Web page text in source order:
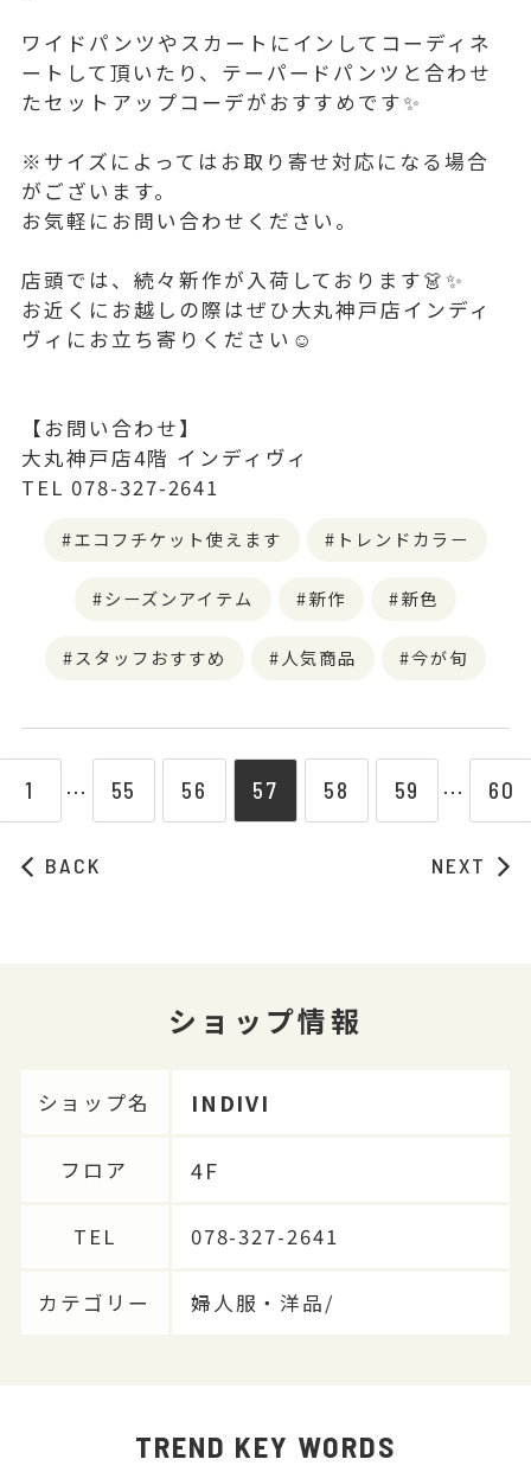
ワイドパンツやスカートにインしてコーディネ
ートして頂いたり、テーパードパンツと合わせ
たセットアップコーデがおすすめです✨
※サイズによってはお取り寄せ対応になる場合
がございます。
お気軽にお問い合わせください。
店頭では、続々新作が入荷しております👗✨
お近くにお越しの際はぜひ大丸神戸店インディ
ヴィにお立ち寄りください☺️
【お問い合わせ】
大丸神戸店4階 インディヴィ
TEL 078-327-2641
エコフチケット使えます トレンドカラー
シーズンアイテム 新作 新色
スタッフおすすめ 人気商品 今が旬
BACK
1 ⋯ 55 56 57 58 59 ⋯ 60
NEXT
ショップ情報
ショップ名 INDIVI
フロア 4F
TEL 078-327-2641
カテゴリー 婦人服・洋品/
TREND KEY WORDS